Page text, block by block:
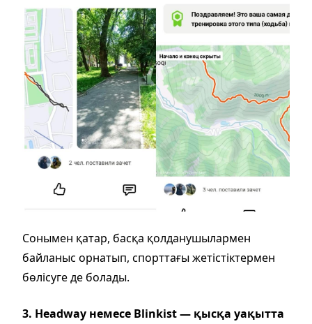
Сонымен қатар, басқа қолданушылармен
байланыс орнатып, спорттағы жетістіктермен
бөлісуге де болады.
3. Headway немесе Blinkist — қысқа уақытта